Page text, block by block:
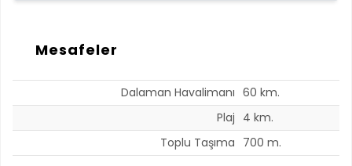
Mesafeler
Dalaman Havalimanı 60 km.
Plaj 4 km.
Toplu Taşıma 700 m.